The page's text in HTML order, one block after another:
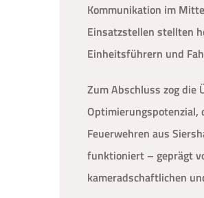
Kommunikation im
Einsatzstellen stellten
Einheitsführern und
Zum Abschluss zog die
Optimierungspotenzial,
Feuerwehren aus
funktioniert – geprägt
kameradschaftlichen